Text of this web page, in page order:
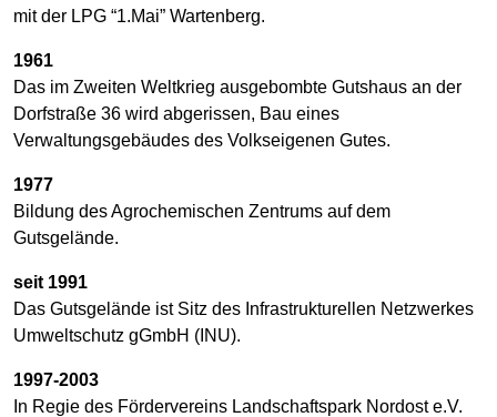
mit der LPG “1.Mai” Wartenberg.
1961
Das im Zweiten Weltkrieg ausgebombte Gutshaus an der
Dorfstraße 36 wird abgerissen, Bau eines
Verwaltungsgebäudes des Volkseigenen Gutes.
1977
Bildung des Agrochemischen Zentrums auf dem
Gutsgelände.
seit 1991
Das Gutsgelände ist Sitz des Infrastrukturellen Netzwerkes
Umweltschutz gGmbH (INU).
1997-2003
In Regie des Fördervereins Landschaftspark Nordost e.V.